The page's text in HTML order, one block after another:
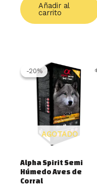
Añadir al
carrito
-20%
AGOTADO
-20%
Alpha Spirit Semi
Húmedo Aves de
Corral
de
precios:
desde
15.99 €
hasta
55.95 €